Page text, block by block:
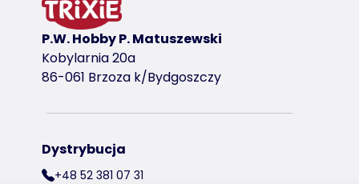
P.W. Hobby P. Matuszewski
Kobylarnia 20a
86-061 Brzoza k/Bydgoszczy
Dystrybucja
+48 52 381 07 31